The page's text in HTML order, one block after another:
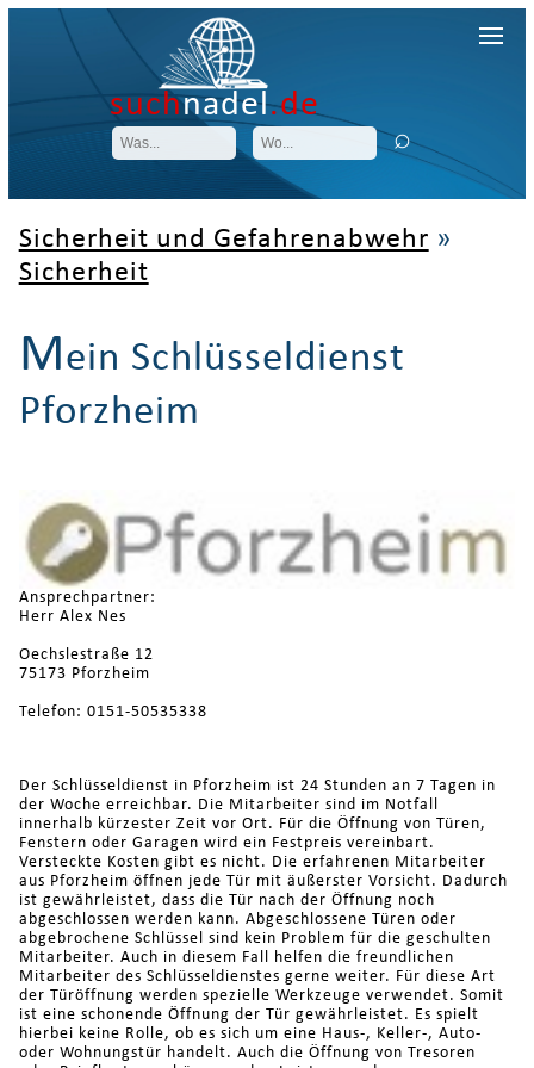
suchnadel.de
Sicherheit und Gefahrenabwehr »
Sicherheit
Mein Schlüsseldienst
Pforzheim
Ansprechpartner:
Herr Alex Nes
Oechslestraße 12
75173 Pforzheim
Telefon: 0151-50535338
Der Schlüsseldienst in Pforzheim ist 24 Stunden an 7 Tagen in
der Woche erreichbar. Die Mitarbeiter sind im Notfall
innerhalb kürzester Zeit vor Ort. Für die Öffnung von Türen,
Fenstern oder Garagen wird ein Festpreis vereinbart.
Versteckte Kosten gibt es nicht. Die erfahrenen Mitarbeiter
aus Pforzheim öffnen jede Tür mit äußerster Vorsicht. Dadurch
ist gewährleistet, dass die Tür nach der Öffnung noch
abgeschlossen werden kann. Abgeschlossene Türen oder
abgebrochene Schlüssel sind kein Problem für die geschulten
Mitarbeiter. Auch in diesem Fall helfen die freundlichen
Mitarbeiter des Schlüsseldienstes gerne weiter. Für diese Art
der Türöffnung werden spezielle Werkzeuge verwendet. Somit
ist eine schonende Öffnung der Tür gewährleistet. Es spielt
hierbei keine Rolle, ob es sich um eine Haus-, Keller-, Auto-
oder Wohnungstür handelt. Auch die Öffnung von Tresoren